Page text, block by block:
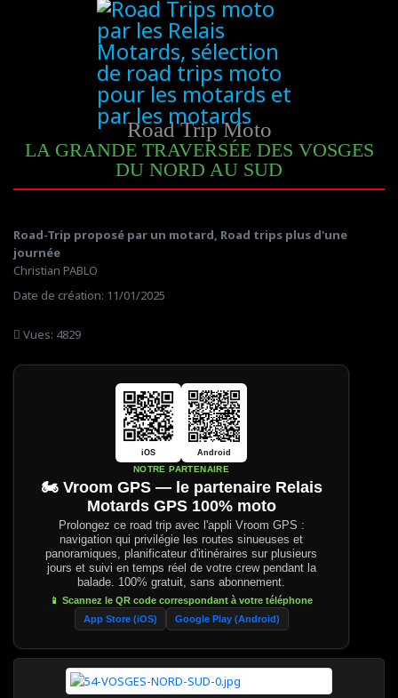
Road Trip Moto
LA GRANDE TRAVERSÉE DES VOSGES
DU NORD AU SUD
Road-Trip proposé par un motard, Road trips plus d'une
journée
Christian PABLO
Date de création: 11/01/2025
Vues: 4829
iOS Android
NOTRE PARTENAIRE
🏍️ Vroom GPS — le partenaire Relais
Motards GPS 100% moto
Prolongez ce road trip avec l'appli Vroom GPS :
navigation qui privilégie les routes sinueuses et
panoramiques, planificateur d'itinéraires sur plusieurs
jours et suivi en temps réel de votre crew pendant la
balade. 100% gratuit, sans abonnement.
📱 Scannez le QR code correspondant à votre téléphone
App Store (iOS)
Google Play (Android)